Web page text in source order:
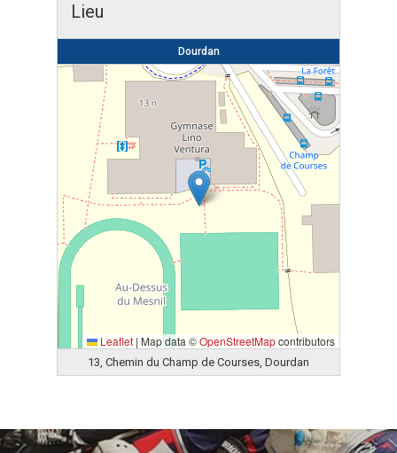
Lieu
Dourdan
Leaflet | Map data ©OpenStreetMapcontributors
13, Chemin du Champ de Courses, Dourdan